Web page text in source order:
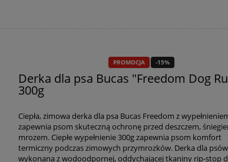
PROMOCJA -15%
Derka dla psa Bucas "Freedom Dog
300g
Ciepła, zimowa derka dla psa Bucas Freedom z
zapewnia psom skuteczną ochronę przed deszczem,
mrozem. Ciepłe wypełnienie 300g zapewnia psom komfort
termiczny podczas zimowych przymrozków. Derka dla psów
wykonana z wodoodpornej, oddychającej tkaniny rip-stop